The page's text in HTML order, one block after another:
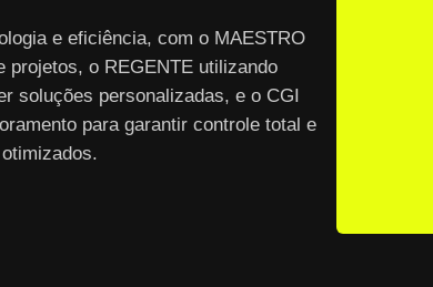
e eficiência, com o MAESTRO
projetos, o REGENTE utilizando
soluções personalizadas, e o CGI
para garantir controle total e